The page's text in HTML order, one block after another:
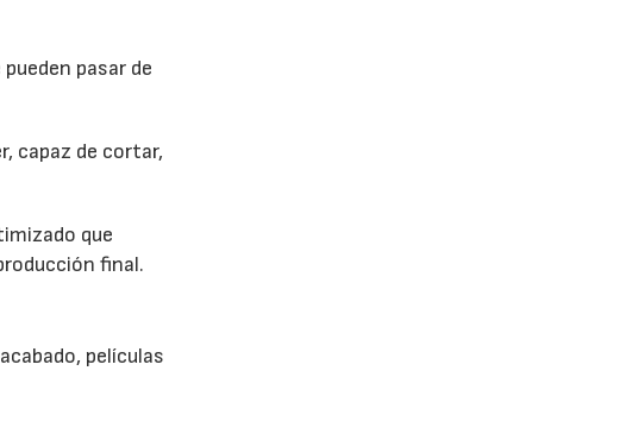
pasar de
capaz de cortar,
que
final.
películas